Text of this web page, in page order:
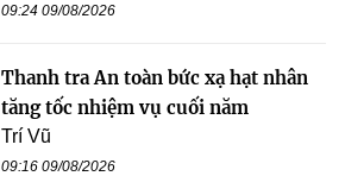
09:24 09/08/2026
Thanh tra An toàn bức xạ hạt nhân
tăng tốc nhiệm vụ cuối năm
Trí Vũ
09:16 09/08/2026